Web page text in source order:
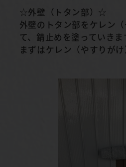
☆外壁（トタン部）☆
外壁のトタン部をケレン
て、錆止めを塗っていきま
まずはケレン（やすりがけ